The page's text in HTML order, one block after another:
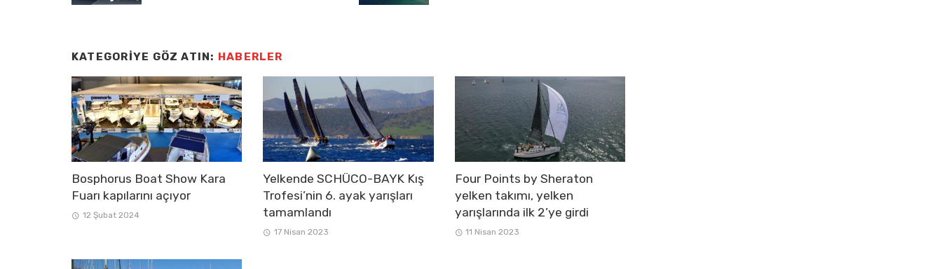
KATEGORIYE GÖZ ATIN: HABERLER
Bosphorus Boat Show Kara
Fuarı kapılarını açıyor
12 Şubat 2024
Yelkende SCHÜCO-BAYK Kış
Trofesi’nin 6. ayak yarışları
tamamlandı
17 Nisan 2023
Four Points by Sheraton
yelken takımı, yelken
yarışlarında ilk 2’ye girdi
11 Nisan 2023